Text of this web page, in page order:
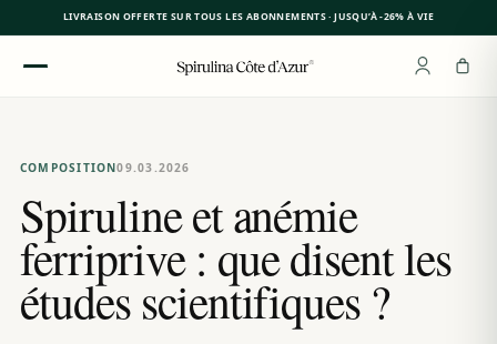
contenu
LIVRAISON OFFERTE SUR TOUS LES ABONNEMENTS · JUSQU’À -26% À VIE
COMPOSITION09.03.2026
Spiruline et anémie
ferriprive : que disent les
études scientifiques ?